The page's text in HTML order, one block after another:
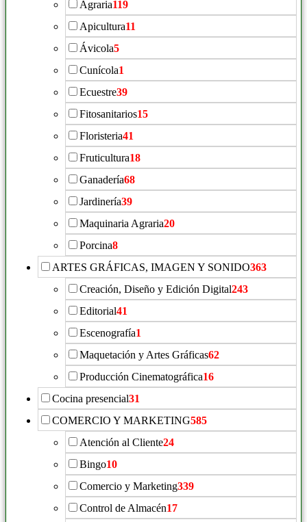
Agraria119
Apicultura11
Ávicola5
Cunícola1
Ecuestre39
Fitosanitarios15
Floristeria41
Fruticultura18
Ganadería68
Jardinería39
Maquinaria Agraria20
Porcina8
ARTES GRÁFICAS, IMAGEN Y SONIDO363
Creación, Diseño y Edición Digital243
Editorial41
Escenografía1
Maquetación y Artes Gráficas62
Producción Cinematográfica16
Cocina presencial31
COMERCIO Y MARKETING585
Atención al Cliente24
Bingo10
Comercio y Marketing339
Control de Almacén17